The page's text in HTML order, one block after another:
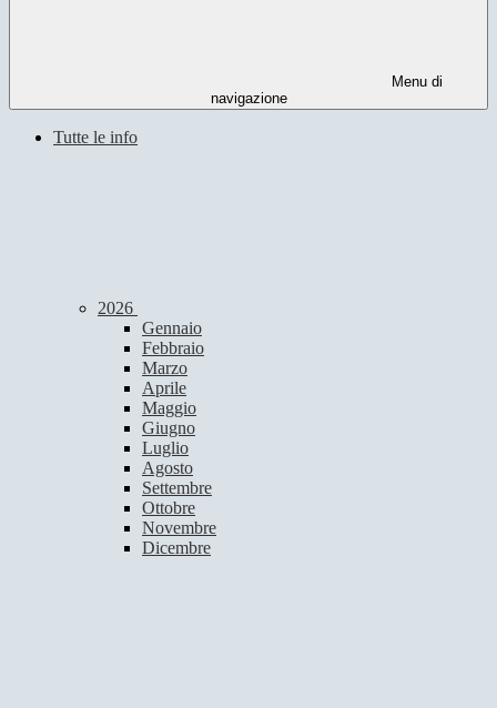
Menu di
navigazione
Tutte le info
2026
Gennaio
Febbraio
Marzo
Aprile
Maggio
Giugno
Luglio
Agosto
Settembre
Ottobre
Novembre
Dicembre